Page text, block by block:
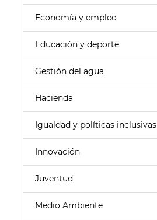
Economía y empleo
Educación y deporte
Gestión del agua
Hacienda
Igualdad y políticas inclusivas
Innovación
Juventud
Medio Ambiente